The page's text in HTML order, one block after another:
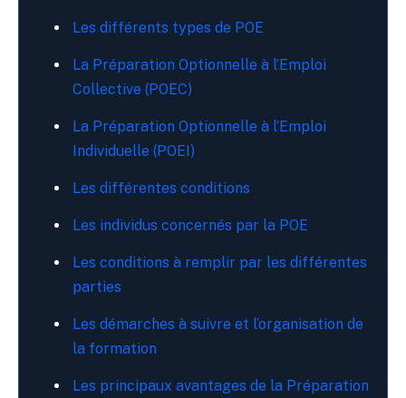
Les différents types de POE
La Préparation Optionnelle à l’Emploi
Collective (POEC)
La Préparation Optionnelle à l’Emploi
Individuelle (POEI)
Les différentes conditions
Les individus concernés par la POE
Les conditions à remplir par les différentes
parties
Les démarches à suivre et l’organisation de
la formation
Les principaux avantages de la Préparation